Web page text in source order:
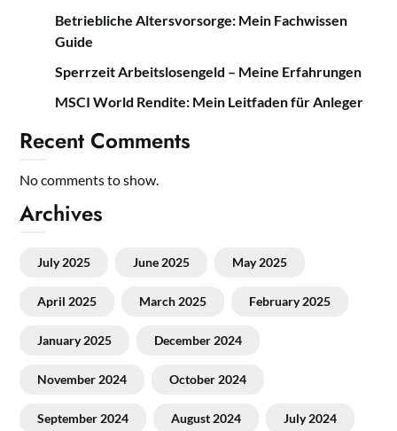
Betriebliche Altersvorsorge: Mein Fachwissen
Guide
Sperrzeit Arbeitslosengeld – Meine Erfahrungen
MSCI World Rendite: Mein Leitfaden für Anleger
Recent Comments
No comments to show.
Archives
July 2025 June 2025 May 2025
April 2025 March 2025 February 2025
January 2025 December 2024
November 2024 October 2024
September 2024 August 2024 July 2024